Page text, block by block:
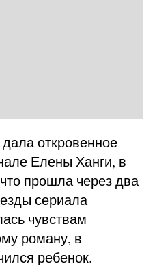
дала откровенное
Елены Ханги, в
прошла через два
сериала
чувствам
роману, в
ребенок.